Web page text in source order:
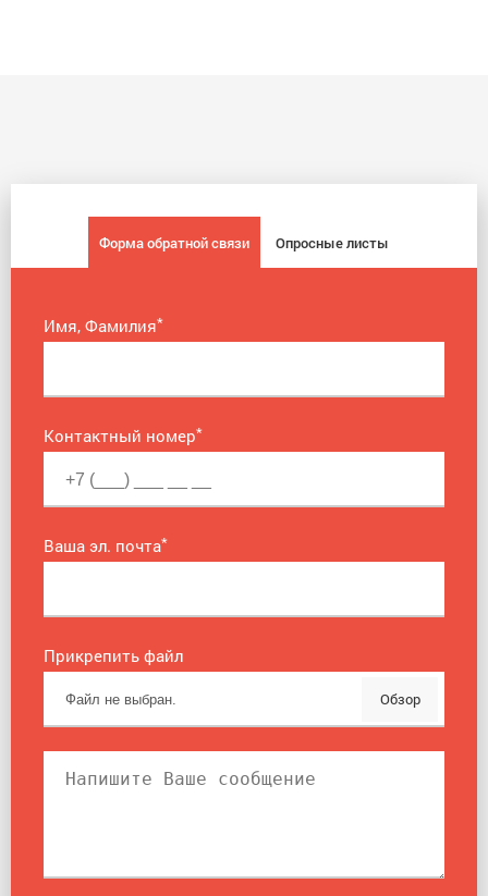
Форма обратной связи Опросные листы
Имя, Фамилия*
Контактный номер*
Ваша эл. почта*
Прикрепить файл
Обзор